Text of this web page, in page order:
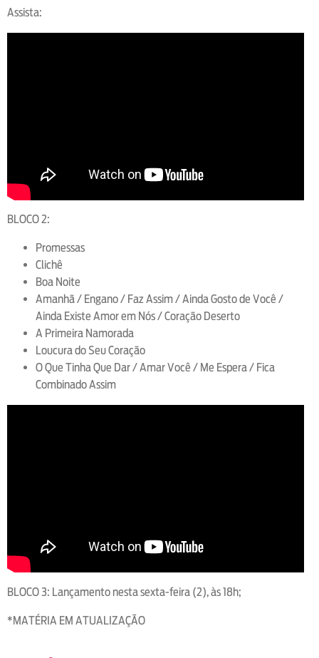
Assista:
BLOCO 2:
Promessas
Clichê
Boa Noite
Amanhã / Engano / Faz Assim / Ainda Gosto de Você /
Ainda Existe Amor em Nós / Coração Deserto
A Primeira Namorada
Loucura do Seu Coração
O Que Tinha Que Dar / Amar Você / Me Espera / Fica
Combinado Assim
BLOCO 3: Lançamento nesta sexta-feira (2), às 18h;
*MATÉRIA EM ATUALIZAÇÃO